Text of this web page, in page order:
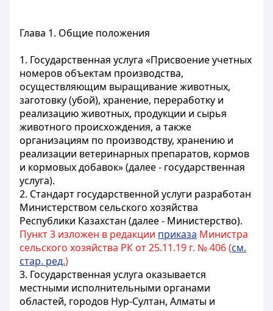
Глава 1. Общие положения
1. Государственная услуга «Присвоение учетных
номеров объектам производства,
осуществляющим выращивание животных,
заготовку (убой), хранение, переработку и
реализацию животных, продукции и сырья
животного происхождения, а также
организациям по производству, хранению и
реализации ветеринарных препаратов, кормов
и кормовых добавок» (далее - государственная
услуга).
2. Стандарт государственной услуги разработан
Министерством сельского хозяйства
Республики Казахстан (далее - Министерство).
Пункт 3 изложен в редакции приказа Министра
сельского хозяйства РК от 25.11.19 г. № 406 (см.
стар. ред.)
3. Государственная услуга оказывается
местными исполнительными органами
областей, городов Нур-Султан, Алматы и